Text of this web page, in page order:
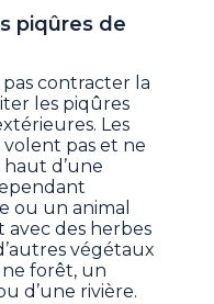
piqûres de
contracter la
les piqûres
Les
pas et ne
d’une
ou un animal
des herbes
végétaux
forêt, un
d’une rivière.